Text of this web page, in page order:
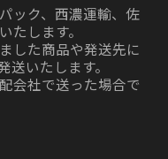
ック、西濃運輸、佐
たします。
した商品や発送先に
送いたします。
会社で送った場合で